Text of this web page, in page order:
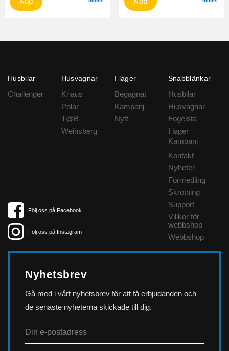
Husbilar
Challenger
Husvagnar
Knaus
Polar
T@B
Weinsberg
I lager
Begagnat
Kampanj
Nytt
Snabblänkar
Husbilar
Husvagnar
Fogelsta
I lager
Kampanj
Kontakt
Nyheter
Förmedling
Skrotning
Support
Villkor för
webbshop
Webbshop
Följ oss på Facebook
Följ oss på Instagram
Nyhetsbrev
Gå med i vårt nyhetsbrev för att få erbjudanden och
de senaste nyheterna skickade till dig.